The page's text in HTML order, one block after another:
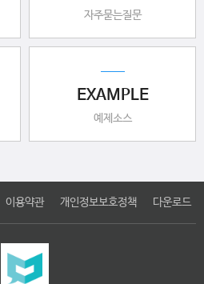
자주묻는질문
EXAMPLE
예제소스
이용약관 개인정보보호정책 다운로드